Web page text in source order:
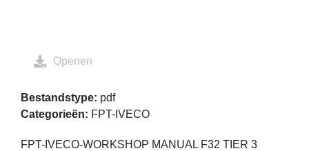
FPT-IVECO-WORKSHOP MANUAL F32 TIER 3
Openen
Bestandstype: pdf
Categorieën: FPT-IVECO